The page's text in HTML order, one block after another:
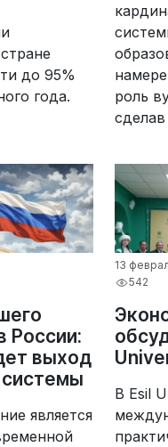
до 95%
года.
роль
сделав
России:
выход
является
13
542
В Esil